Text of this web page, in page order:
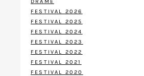
FESTIVAL 2026
FESTIVAL 2025
FESTIVAL 2024
FESTIVAL 2023
FESTIVAL 2022
FESTIVAL 2021
FESTIVAL 2020